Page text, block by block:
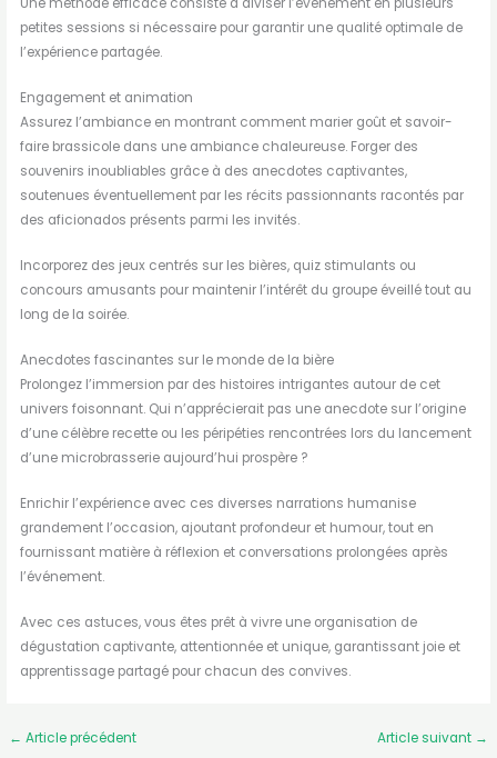
petites sessions si nécessaire pour garantir une qualité optimale de
l’expérience partagée.
Engagement et animation
Assurez l’ambiance en montrant comment marier goût et savoir-
faire brassicole dans une ambiance chaleureuse. Forger des
souvenirs inoubliables grâce à des anecdotes captivantes,
soutenues éventuellement par les récits passionnants racontés par
des aficionados présents parmi les invités.
Incorporez des jeux centrés sur les bières, quiz stimulants ou
concours amusants pour maintenir l’intérêt du groupe éveillé tout au
long de la soirée.
Anecdotes fascinantes sur le monde de la bière
Prolongez l’immersion par des histoires intrigantes autour de cet
univers foisonnant. Qui n’apprécierait pas une anecdote sur l’origine
d’une célèbre recette ou les péripéties rencontrées lors du lancement
d’une microbrasserie aujourd’hui prospère ?
Enrichir l’expérience avec ces diverses narrations humanise
grandement l’occasion, ajoutant profondeur et humour, tout en
fournissant matière à réflexion et conversations prolongées après
l’événement.
Avec ces astuces, vous êtes prêt à vivre une organisation de
dégustation captivante, attentionnée et unique, garantissant joie et
apprentissage partagé pour chacun des convives.
← Article précédent Article suivant →